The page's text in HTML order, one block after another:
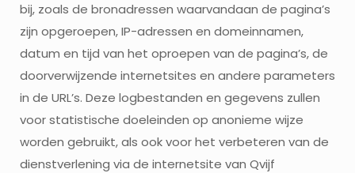
bij, zoals de bronadressen waarvandaan de pagina’s
zijn opgeroepen, IP-adressen en domeinnamen,
datum en tijd van het oproepen van de pagina’s, de
doorverwijzende internetsites en andere parameters
in de URL’s. Deze logbestanden en gegevens zullen
voor statistische doeleinden op anonieme wijze
worden gebruikt, als ook voor het verbeteren van de
dienstverlening via de internetsite van Qvijf